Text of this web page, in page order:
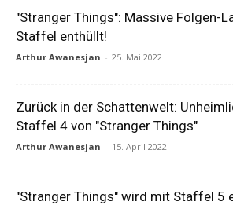
"Stranger Things": Massive Folgen-
Staffel enthüllt!
Arthur Awanesjan - 25. Mai 2022
Zurück in der Schattenwelt:
Staffel 4 von "Stranger Things"
Arthur Awanesjan - 15. April 2022
"Stranger Things" wird mit Staffel 5